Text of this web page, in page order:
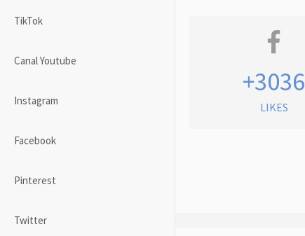
TikTok
Canal Youtube
Instagram
Facebook
Pinterest
Twitter
+3036
LIKES